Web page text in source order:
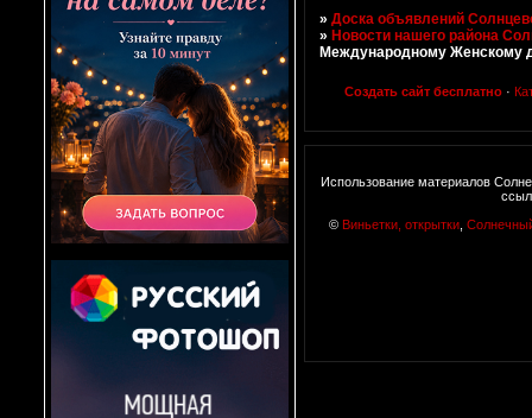
»Доска объявлений
»Новости нашего района
Международному Женскому
Создать сайт бесплатно ·
Использование материалов
© Виньетки, открытки